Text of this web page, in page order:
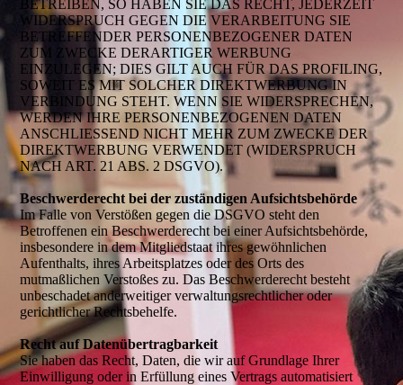
BETREIBEN, SO HABEN SIE DAS RECHT, JEDERZEIT
WIDERSPRUCH GEGEN DIE VERARBEITUNG SIE
BETREFFENDER PERSONENBEZOGENER DATEN
ZUM ZWECKE DERARTIGER WERBUNG
EINZULEGEN; DIES GILT AUCH FÜR DAS PROFILING,
SOWEIT ES MIT SOLCHER DIREKTWERBUNG IN
VERBINDUNG STEHT. WENN SIE WIDERSPRECHEN,
WERDEN IHRE PERSONENBEZOGENEN DATEN
ANSCHLIESSEND NICHT MEHR ZUM ZWECKE DER
DIREKTWERBUNG VERWENDET (WIDERSPRUCH
NACH ART. 21 ABS. 2 DSGVO).
Beschwerderecht bei der zuständigen Aufsichtsbehörde
Im Falle von Verstößen gegen die DSGVO steht den
Betroffenen ein Beschwerderecht bei einer Aufsichtsbehörde,
insbesondere in dem Mitgliedstaat ihres gewöhnlichen
Aufenthalts, ihres Arbeitsplatzes oder des Orts des
mutmaßlichen Verstoßes zu. Das Beschwerderecht besteht
unbeschadet anderweitiger verwaltungsrechtlicher oder
gerichtlicher Rechtsbehelfe.
Recht auf Datenübertragbarkeit
Sie haben das Recht, Daten, die wir auf Grundlage Ihrer
Einwilligung oder in Erfüllung eines Vertrags automatisiert